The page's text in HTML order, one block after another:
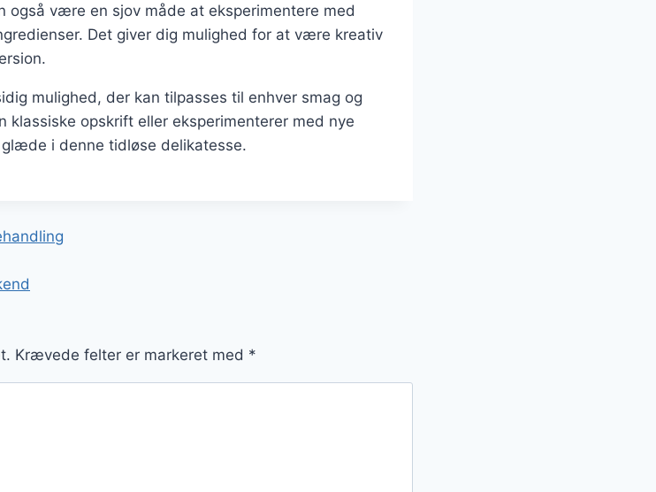
også være en sjov måde at eksperimentere med
Det giver dig mulighed for at være kreativ
mulighed, der kan tilpasses til enhver smag og
opskrift eller eksperimenterer med nye
i denne tidløse delikatesse.
Krævede felter er markeret med *